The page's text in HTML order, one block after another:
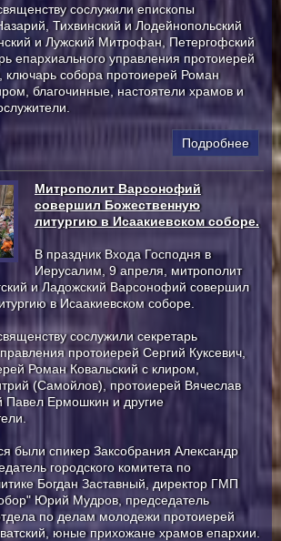
сослужили епископы
Тихвинский и Лодейнопольский
и Лужский Митрофан, Петергофский
епархиального управления протоиерей
ключарь собора протоиерей Роман
благочинные, настоятели храмов и
Подробнее
Митрополит Варсонофий
совершил Божественную
литургию в Исаакиевском соборе.
В праздник Входа Господня в
Иерусалим, 9 апреля, митрополит
и Ладожский Варсонофий совершил
в Исаакиевском соборе.
сослужили секретарь
протоиерей Сергий Куксевич,
Роман Ковальский с клиром,
(Самойлов), протоиерей Вячеслав
Павел Ермошкин и другие
были спикер Заксобрания Александр
городского комитета по
Богдан Заставный, директор ГМП
Юрий Мудров, председатель
по делам молодежи протоиерей
юные прихожане храмов епархии.